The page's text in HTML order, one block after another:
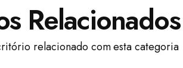
Relacionados
relacionado com esta categoria